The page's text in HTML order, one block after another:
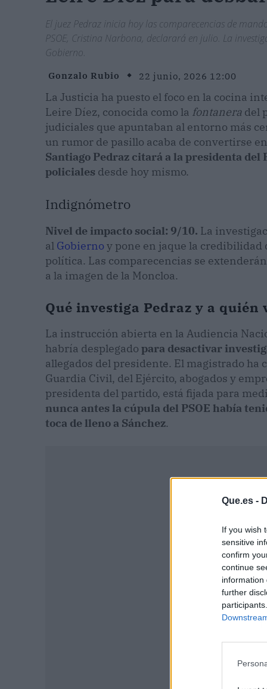
Que.es -
If you wish
sensitive
confirm
continue
information
further
El juez Pedraz inicia hoy las comparecencias de
PSOE, Cristina Narbona, declarará en julio. La
Gobierno.
Gonzalo Rubio 22 junio, 2026 12:00
La Justicia ha puesto el foco en la cocina
Leire Díez, conocida como la fontanera del
judiciales que apuntaban al entorno más
un rumor de pasillo acaba de convertirse
Santiago Pedraz citará a la presidenta del
policiales desde hoy mismo.
Indignómetro
Nivel de impacto social: 9/10. La
al Gobierno y pone en jaque la credibilidad
política. Las comparecencias se
a la imagen de la Moncloa.
Qué investiga Pedraz y a
La instrucción abierta en la Audiencia
habría desplegado para desactivar
allegados del presidente. El magistrado ha
Guardia Civil, del Ejército, abogados y
presidenta del partido, está fijada para
nunca antes la cúpula del PSOE había
toca de lleno a Sánchez.